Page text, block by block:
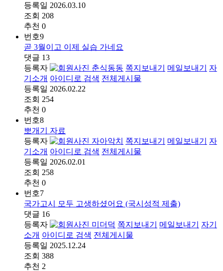
등록일 2026.03.10
조회 208
추천 0
번호9
곧 3월이고 이제 실습 가네요
댓글 13
등록자
춘식동동 쪽지보내기 메일보내기
자
기소개 아이디로 검색 전체게시물
등록일 2026.02.22
조회 254
추천 0
번호8
뽀개기 자료
등록자
자아악치 쪽지보내기 메일보내기
자
기소개 아이디로 검색 전체게시물
등록일 2026.02.01
조회 258
추천 0
번호7
국가고시 모두 고생하셨어요 (국시성적 제출)
댓글 16
등록자
미더덕 쪽지보내기 메일보내기
자기
소개 아이디로 검색 전체게시물
등록일 2025.12.24
조회 388
추천 2